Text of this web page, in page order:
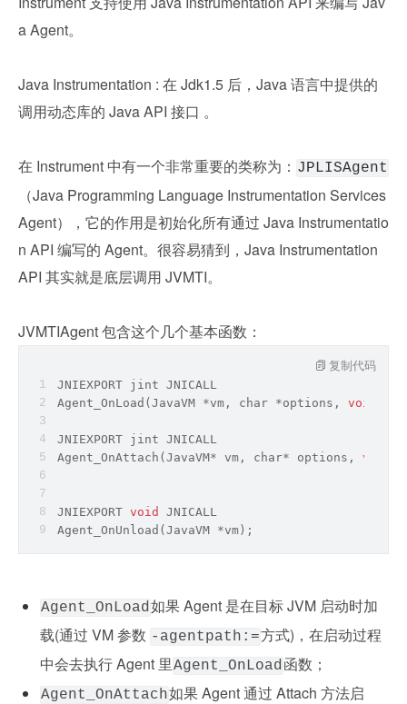
a Agent。
Java Instrumentation : 在 Jdk1.5 后，Java 语言中提供的
调用动态库的 Java API 接口 。
在 Instrument 中有一个非常重要的类称为： JPLISAgent
（Java Programming Language Instrumentation Services
Agent），它的作用是初始化所有通过 Java Instrumentatio
n API 编写的 Agent。很容易猜到，Java Instrumentation
API 其实就是底层调用 JVMTI。
JVMTIAgent 包含这个几个基本函数：
JNIEXPORT jint JNICALL
Agent_OnLoad(JavaVM *vm, char *options, void
JNIEXPORT jint JNICALL
Agent_OnAttach(JavaVM* vm, char* options, void
JNIEXPORT void
JNICALL
Agent_OnUnload(JavaVM *vm);
复制代码
Agent_OnLoad如果 Agent 是在目标 JVM 启动时加
载(通过 VM 参数 -agentpath: =方式)，在启动过程
中会去执行 Agent 里Agent_OnLoad函数；
Agent_OnAttach如果 Agent 通过 Attach 方法启